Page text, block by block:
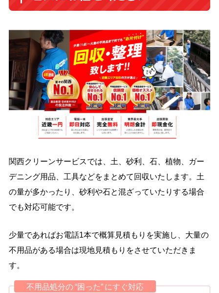
関西クリーンサービスでは、土、砂利、石、植物、ガー
デニング用品、工具などをまとめて回収いたします。土
の量が多かったり、砂利や石と混ざっていたりする場合
でも対応可能です。
少量であればお電話1本で概算見積もりを実施し、大量の
不用品がある場合は現地見積もりをさせていただきま
す。
不用品処分の “困った” にすぐ対応